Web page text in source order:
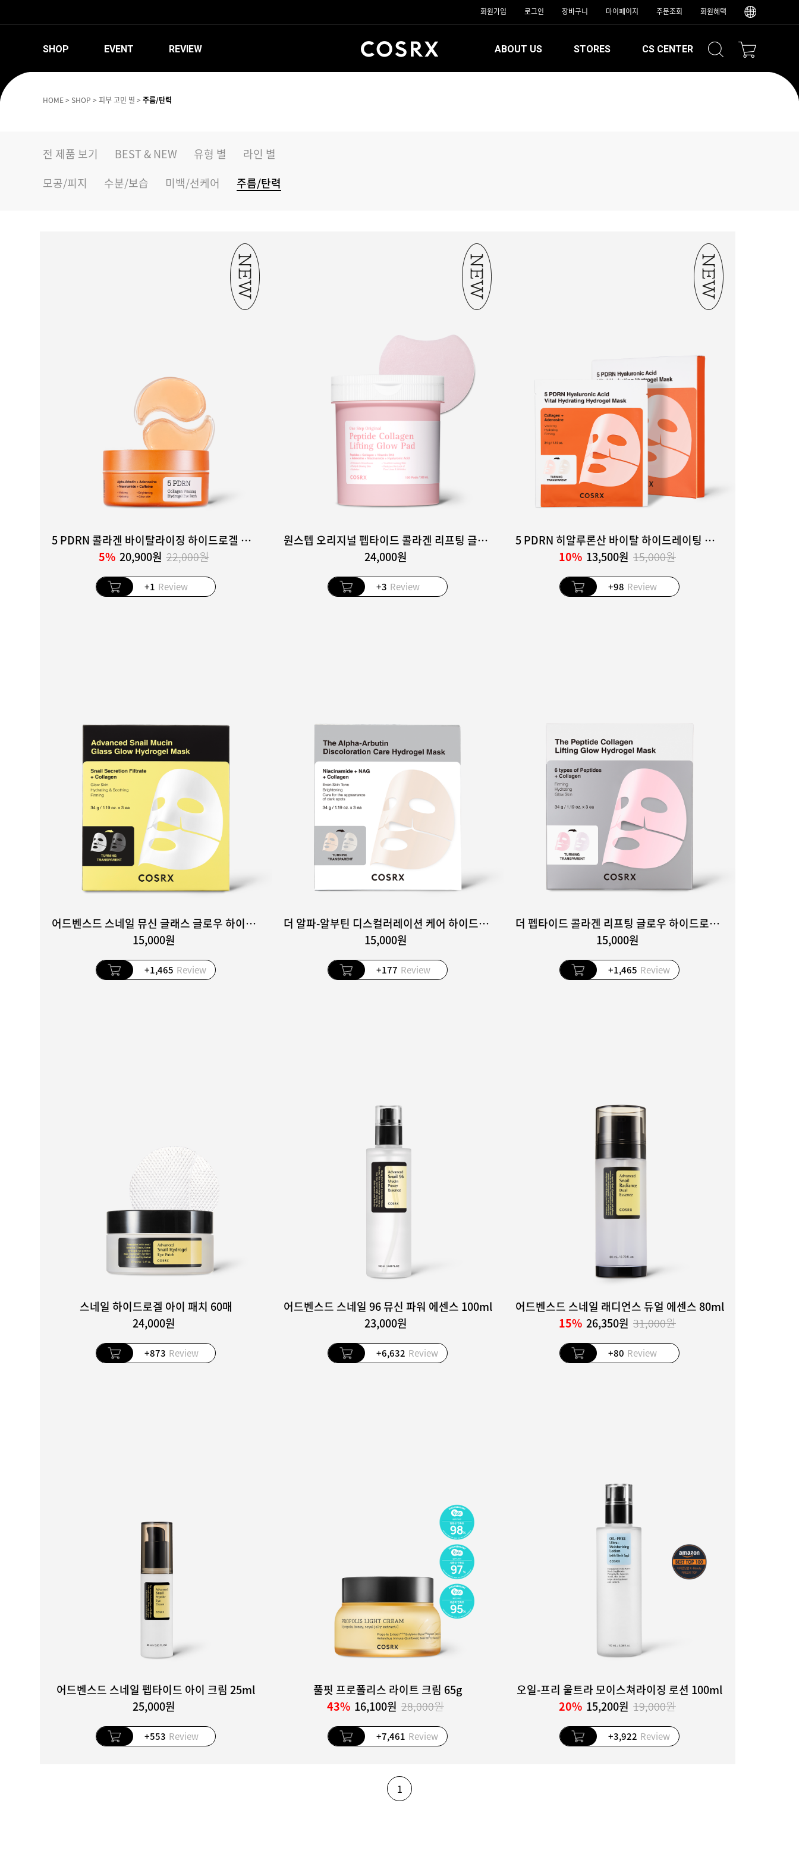
회원가입 로그인 장바구니 마이페이지 주문조회 회원혜택
SHOP EVENT REVIEW ABOUT US STORES CS CENTER
HOME> SHOP > 피부 고민 별 > 주름/탄력
전 제품 보기 BEST & NEW 유형 별
라인 별
모공/피지
수분/보습 미백/선케어 주름/탄력
5 PDRN 콜라겐 바이탈라이징 하이드로겔 아이 패치
5% 20,900원 22,000원
+1 Review
원스텝 오리지널 펩타이드 콜라겐 리프팅 글로우 패드 100매
24,000원
+3 Review
5 PDRN 히알루론산 바이탈 하이드레이팅 하이드로겔 마스크
10% 13,500원 15,000원
+98 Review
어드벤스드 스네일 뮤신 글래스 글로우 하이드로겔 마스크 3매입
15,000원
+1,465 Review
더 알파-알부틴 디스컬러레이션 케어 하이드로겔 마스크 3매입
15,000원
+177 Review
더 펩타이드 콜라겐 리프팅 글로우 하이드로겔 마스크 3매입
15,000원
+1,465 Review
스네일 하이드로겔 아이 패치 60매
24,000원
+873 Review
어드벤스드 스네일 96 뮤신 파워 에센스 100ml
23,000원
+6,632 Review
어드벤스드 스네일 래디언스 듀얼 에센스 80ml
15% 26,350원 31,000원
+80 Review
어드벤스드 스네일 펩타이드 아이 크림 25ml
25,000원
+553 Review
풀핏 프로폴리스 라이트 크림 65g
43% 16,100원 28,000원
+7,461 Review
오일-프리 울트라 모이스쳐라이징 로션 100ml
20% 15,200원 19,000원
+3,922 Review
1